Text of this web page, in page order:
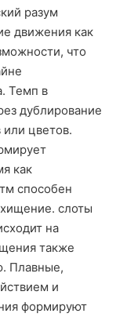
разум
движения как
что
Темп в
дублирование
или цветов.
как
способен
слоты
на
также
Плавные,
и
формируют